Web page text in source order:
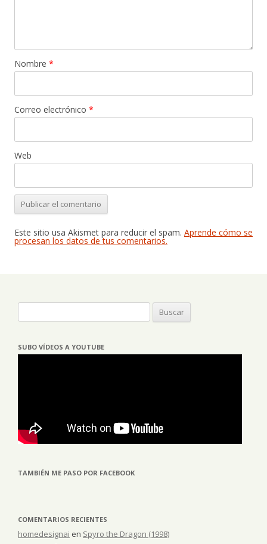
Nombre *
Correo electrónico *
Web
Este sitio usa Akismet para reducir el spam. Aprende cómo se
procesan los datos de tus comentarios.
SUBO VÍDEOS A YOUTUBE
TAMBIÉN ME PASO POR FACEBOOK
COMENTARIOS RECIENTES
homedesignai en Spyro the Dragon (1998)